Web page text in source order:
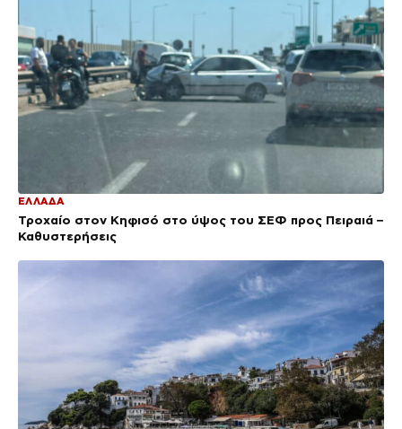
ΕΛΛΑΔΑ
Τροχαίο στον Κηφισό στο ύψος του ΣΕΦ προς Πειραιά –
Καθυστερήσεις